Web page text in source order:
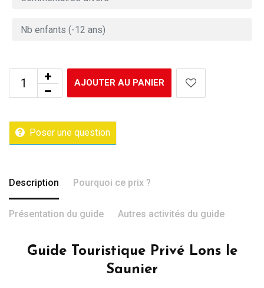
AJOUTER AU PANIER
Poser une question
Description Pourquoi ce prix ?
Présentation du guide Autres activités du guide
Guide Touristique Privé Lons le
Saunier